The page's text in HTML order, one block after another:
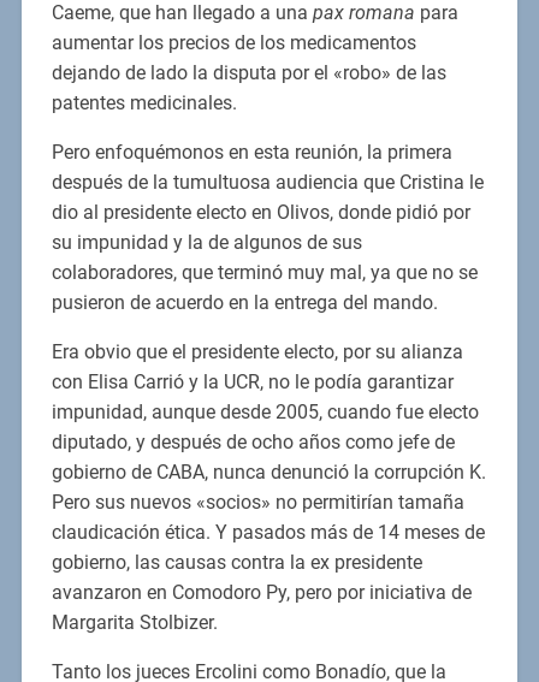
Caeme, que han llegado a una pax romana para
aumentar los precios de los medicamentos
dejando de lado la disputa por el «robo» de las
patentes medicinales.
Pero enfoquémonos en esta reunión, la primera
después de la tumultuosa audiencia que Cristina le
dio al presidente electo en Olivos, donde pidió por
su impunidad y la de algunos de sus
colaboradores, que terminó muy mal, ya que no se
pusieron de acuerdo en la entrega del mando.
Era obvio que el presidente electo, por su alianza
con Elisa Carrió y la UCR, no le podía garantizar
impunidad, aunque desde 2005, cuando fue electo
diputado, y después de ocho años como jefe de
gobierno de CABA, nunca denunció la corrupción K.
Pero sus nuevos «socios» no permitirían tamaña
claudicación ética. Y pasados más de 14 meses de
gobierno, las causas contra la ex presidente
avanzaron en Comodoro Py, pero por iniciativa de
Margarita Stolbizer.
Tanto los jueces Ercolini como Bonadío, que la